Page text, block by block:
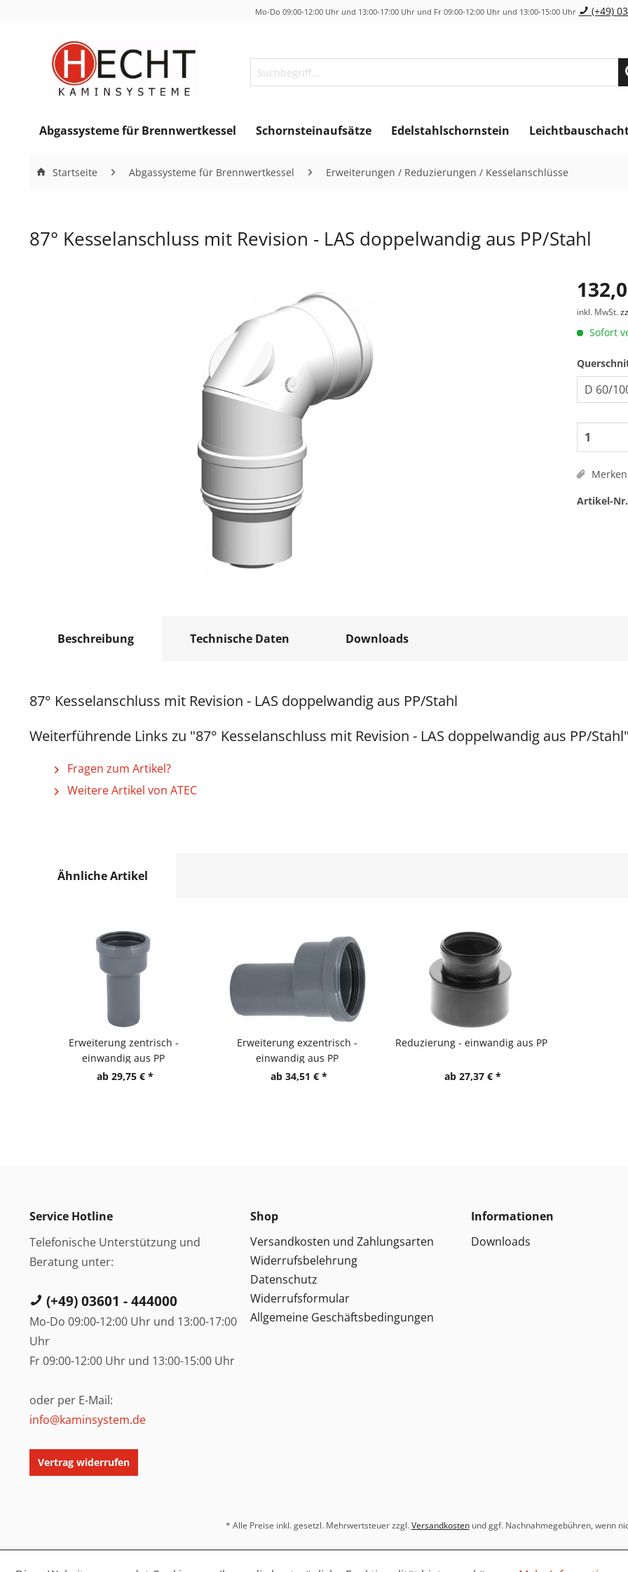
Mo-Do 09:00-12:00 Uhr und 13:00-17:00 Uhr und Fr 09:00-12:00 Uhr und 13:00-15:00 Uhr (+49)
Abgassysteme für Brennwertkessel Schornsteinaufsätze Edelstahlschornstein
Startseite Abgassysteme für Brennwertkessel Erweiterungen / Reduzierungen / Kesselanschlüsse
87° Kesselanschluss mit Revision - LAS doppelwandig aus PP/Stahl
inkl. MwSt.
Sofort
Merken
Artikel-
Beschreibung Technische Daten Downloads
87° Kesselanschluss mit Revision - LAS doppelwandig aus PP/Stahl
Weiterführende Links zu "87° Kesselanschluss mit Revision - LAS doppelwandig aus PP/
Fragen zum Artikel?
Weitere Artikel von ATEC
Ähnliche Artikel
Erweiterung zentrisch -
einwandig aus PP
ab 29,75 € *
Erweiterung exzentrisch -
einwandig aus PP
ab 34,51 € *
Reduzierung - einwandig aus PP
ab 27,37 € *
Service Hotline
Telefonische Unterstützung und
Beratung unter:
(+49) 03601 - 444000
Mo-Do 09:00-12:00 Uhr und 13:00-17:00
Uhr
Fr 09:00-12:00 Uhr und 13:00-15:00 Uhr
oder per E-Mail:
info@kaminsystem.de
Vertrag widerrufen
Shop
Versandkosten und Zahlungsarten
Widerrufsbelehrung
Datenschutz
Widerrufsformular
Allgemeine Geschäftsbedingungen
Informationen
Downloads
* Alle Preise inkl. gesetzl. Mehrwertsteuer zzgl.Versandkostenund ggf. Nachnahmegebühren, wenn